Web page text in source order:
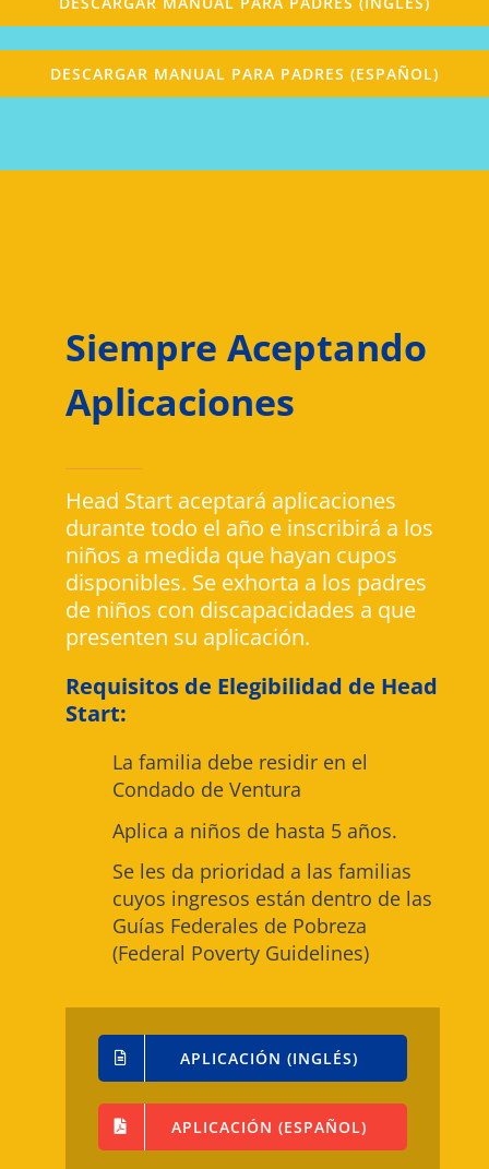
DESCARGAR MANUAL PARA PADRES (ESPAÑOL)
Siempre Aceptando
Aplicaciones
Head Start aceptará aplicaciones
durante todo el año e inscribirá a los
niños a medida que hayan cupos
disponibles. Se exhorta a los padres
de niños con discapacidades a que
presenten su aplicación.
Requisitos de Elegibilidad de Head
Start:
La familia debe residir en el
Condado de Ventura
Aplica a niños de hasta 5 años.
Se les da prioridad a las familias
cuyos ingresos están dentro de las
Guías Federales de Pobreza
(Federal Poverty Guidelines)
APLICACIÓN (INGLÉS)
APLICACIÓN (ESPAÑOL)